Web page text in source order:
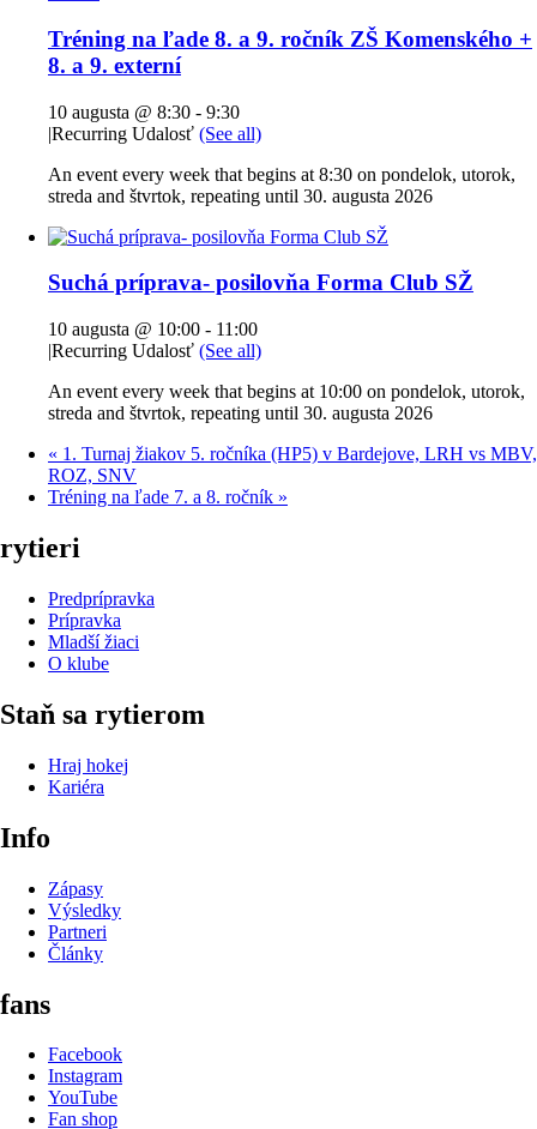
Tréning na ľade 8. a 9. ročník ZŠ Komenského +
8. a 9. externí
10 augusta @ 8:30 - 9:30
|Recurring Udalosť (See all)
An event every week that begins at 8:30 on pondelok, utorok,
streda and štvrtok, repeating until 30. augusta 2026
Suchá príprava- posilovňa Forma Club SŽ
10 augusta @ 10:00 - 11:00
|Recurring Udalosť (See all)
An event every week that begins at 10:00 on pondelok, utorok,
streda and štvrtok, repeating until 30. augusta 2026
« 1. Turnaj žiakov 5. ročníka (HP5) v Bardejove, LRH vs MBV,
ROZ, SNV
Tréning na ľade 7. a 8. ročník »
rytieri
Predprípravka
Prípravka
Mladší žiaci
O klube
Staň sa rytierom
Hraj hokej
Kariéra
Info
Zápasy
Výsledky
Partneri
Články
fans
Facebook
Instagram
YouTube
Fan shop